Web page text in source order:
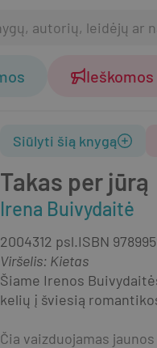
Ieškomos
Takas per jūrą
Irena Buivydaitė
Siūlyti šią knygą
2004312 psl.ISBN
Viršelis: Kietas
Šiame Irenos
kelių į šviesią
Čia vaizduojamas